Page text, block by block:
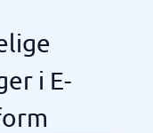
i E-